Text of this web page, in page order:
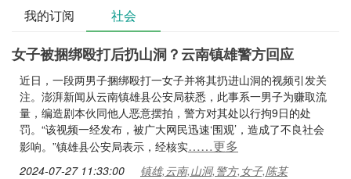
我的订阅 社会
女子被捆绑殴打后扔山洞？云南镇雄警方回应
近日，一段两男子捆绑殴打一女子并将其扔进山洞的视频引发关
注。澎湃新闻从云南镇雄县公安局获悉，此事系一男子为赚取流
量，编造剧本伙同他人恶意摆拍，警方对其处以行拘9日的处
罚。“该视频一经发布，被广大网民迅速‘围观’，造成了不良社会
影响。”镇雄县公安局表示，经核实……更多
2024-07-27 11:33:00 镇雄,云南,山洞,警方,女子,陈某